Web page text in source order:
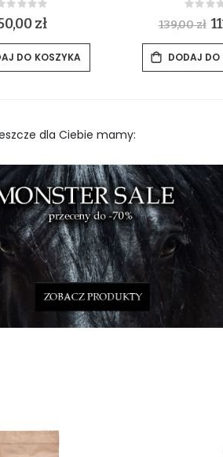
Rating:
zł
DO KOSZYKA
139,00 zł S
p
i
DODAJ
dla Ciebie mamy: